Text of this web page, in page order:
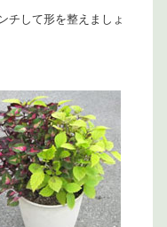
チして形を整えましょ